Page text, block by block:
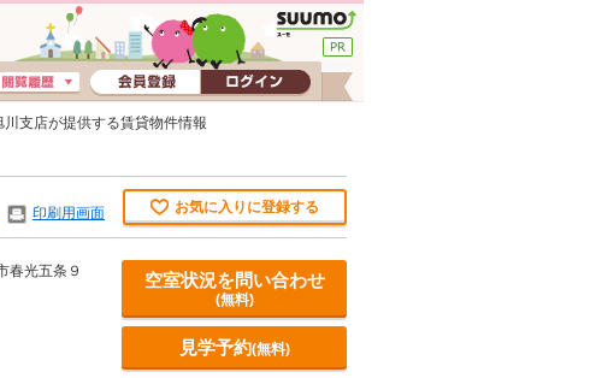
支店が提供する賃貸物件情報
印刷用画面 お気に入りに登録する
春光五条９ 空室状況を問い合わせ
(無料)
見学予約(無料)